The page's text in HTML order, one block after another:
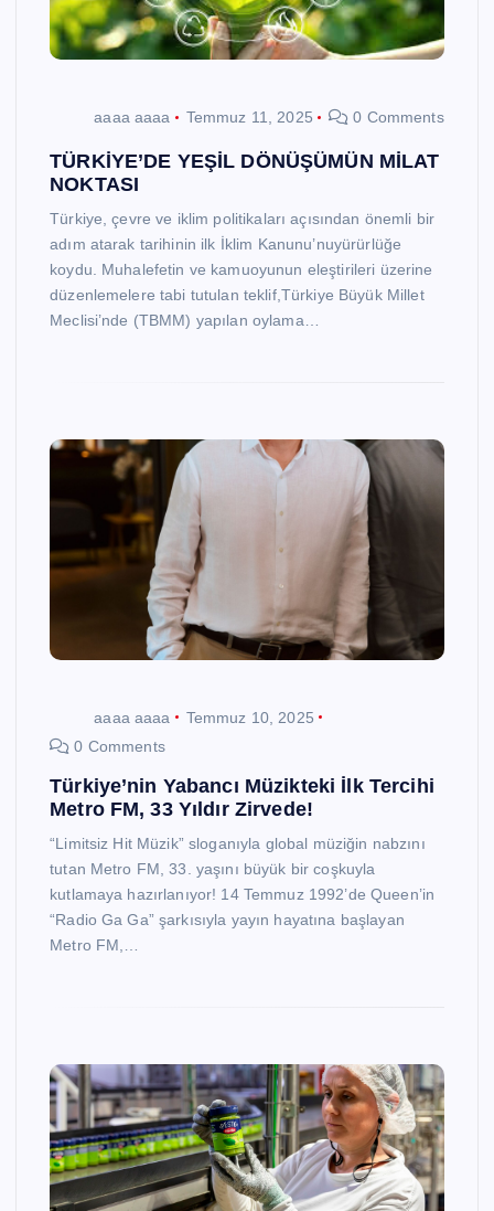
aaaa aaaa Temmuz 11, 2025 0 Comments
TÜRKİYE’DE YEŞİL DÖNÜŞÜMÜN MİLAT
NOKTASI
Türkiye, çevre ve iklim politikaları açısından önemli bir
adım atarak tarihinin ilk İklim Kanunu’nuyürürlüğe
koydu. Muhalefetin ve kamuoyunun eleştirileri üzerine
düzenlemelere tabi tutulan teklif,Türkiye Büyük Millet
Meclisi’nde (TBMM) yapılan oylama…
aaaa aaaa
Temmuz 10, 2025
0 Comments
Türkiye’nin Yabancı Müzikteki İlk Tercihi
Metro FM, 33 Yıldır Zirvede!
“Limitsiz Hit Müzik” sloganıyla global müziğin nabzını
tutan Metro FM, 33. yaşını büyük bir coşkuyla
kutlamaya hazırlanıyor! 14 Temmuz 1992’de Queen’in
“Radio Ga Ga” şarkısıyla yayın hayatına başlayan
Metro FM,…